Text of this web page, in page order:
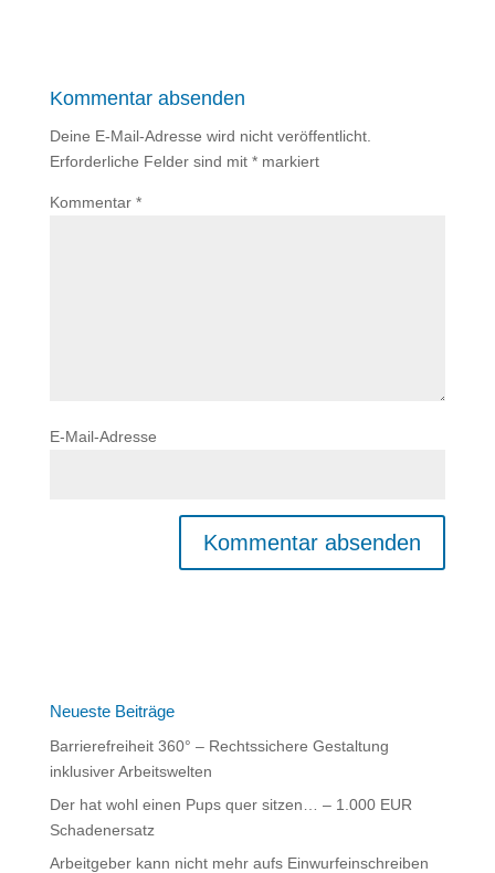
Kommentar absenden
Deine E-Mail-Adresse wird nicht veröffentlicht.
Erforderliche Felder sind mit *markiert
Kommentar *
E-Mail-Adresse
n
v
e
:
Neueste Beiträge
Barrierefreiheit 360° – Rechtssichere Gestaltung
inklusiver Arbeitswelten
Der hat wohl einen Pups quer sitzen… – 1.000 EUR
Schadenersatz
Arbeitgeber kann nicht mehr aufs Einwurfeinschreiben